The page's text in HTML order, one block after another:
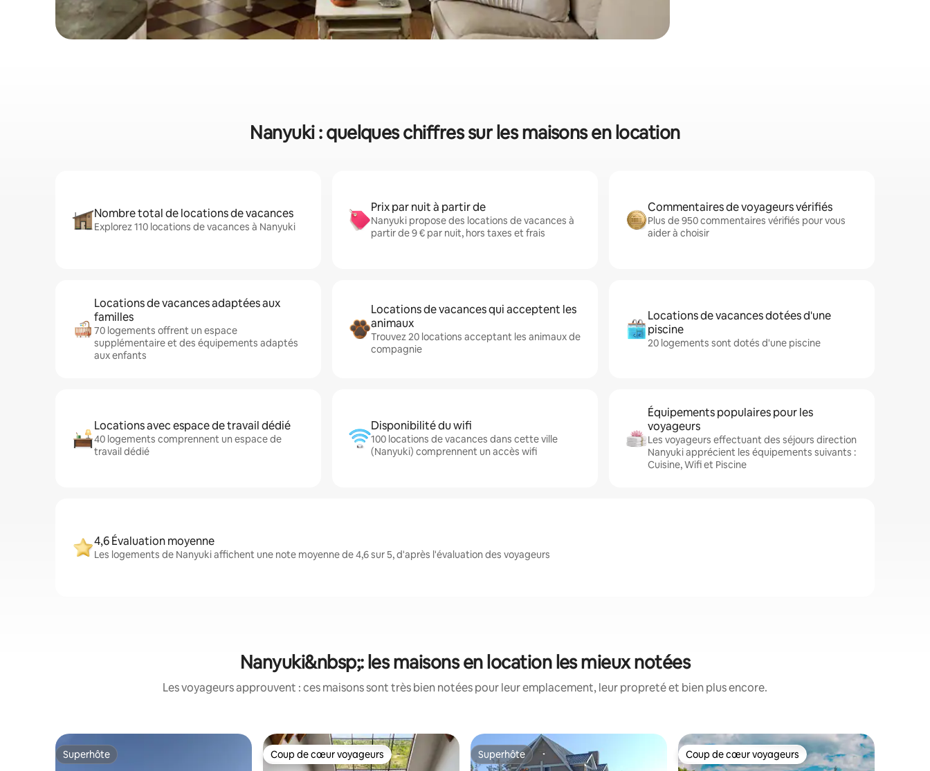
Nanyuki : quelques chiffres sur les maisons en location
Nombre total de locations de vacances
Explorez 110 locations de vacances à Nanyuki
Prix par nuit à partir de
Nanyuki propose des locations de vacances à
partir de 9 € par nuit, hors taxes et frais
Commentaires de voyageurs vérifiés
Plus de 950 commentaires vérifiés pour vous
aider à choisir
Locations de vacances adaptées aux
familles
70 logements offrent un espace
supplémentaire et des équipements adaptés
aux enfants
Locations de vacances qui acceptent les
animaux
Trouvez 20 locations acceptant les animaux de
compagnie
Locations de vacances dotées d'une
piscine
20 logements sont dotés d'une piscine
Locations avec espace de travail dédié
40 logements comprennent un espace de
travail dédié
Disponibilité du wifi
100 locations de vacances dans cette ville
(Nanyuki) comprennent un accès wifi
Équipements populaires pour les
voyageurs
Les voyageurs effectuant des séjours direction
Nanyuki apprécient les équipements suivants :
Cuisine, Wifi et Piscine
4,6 Évaluation moyenne
Les logements de Nanyuki affichent une note moyenne de 4,6 sur 5, d'après l'évaluation des voyageurs
Nanyuki&nbsp;: les maisons en location les mieux notées
Les voyageurs approuvent : ces maisons sont très bien notées pour leur emplacement, leur propreté et bien plus encore.
Superhôte
Superhôte Coup de cœur voyageurs
Coup de cœur voyageurs Superhôte
Superhôte Coup de cœur voyageurs
Coup de cœur voyageurs